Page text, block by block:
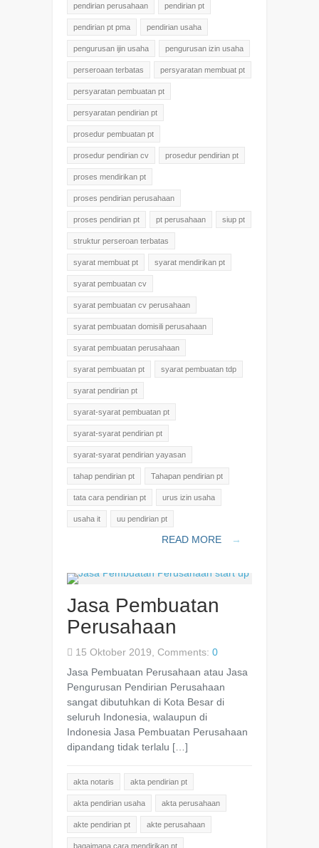
pendirian perusahaan pendirian pt
pendirian pt pma pendirian usaha
pengurusan ijin usaha pengurusan izin usaha
perseroaan terbatas persyaratan membuat pt
persyaratan pembuatan pt
persyaratan pendirian pt
prosedur pembuatan pt
prosedur pendirian cv prosedur pendirian pt
proses mendirikan pt
proses pendirian perusahaan
proses pendirian pt pt perusahaan siup pt
struktur perseroan terbatas
syarat membuat pt syarat mendirikan pt
syarat pembuatan cv
syarat pembuatan cv perusahaan
syarat pembuatan domisili perusahaan
syarat pembuatan perusahaan
syarat pembuatan pt syarat pembuatan tdp
syarat pendirian pt
syarat-syarat pembuatan pt
syarat-syarat pendirian pt
syarat-syarat pendirian yayasan
tahap pendirian pt Tahapan pendirian pt
tata cara pendirian pt urus izin usaha
usaha it uu pendirian pt
READ MORE →
Jasa Pembuatan
Perusahaan
15 Oktober 2019, Comments: 0
Jasa Pembuatan Perusahaan atau Jasa
Pengurusan Pendirian Perusahaan
sangat dibutuhkan di Kota Besar di
seluruh Indonesia, walaupun di
Indonesia Jasa Pembuatan Perusahaan
dipandang tidak terlalu […]
akta notaris akta pendirian pt
akta pendirian usaha akta perusahaan
akte pendirian pt akte perusahaan
bagaimana cara mendirikan pt